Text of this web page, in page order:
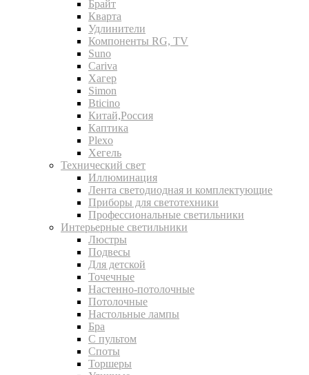
Брайт
Кварта
Удлинители
Компоненты RG, TV
Suno
Cariva
Хагер
Simon
Bticino
Китай,Россия
Каптика
Plexo
Хегель
Технический свет
Иллюминация
Лента светодиодная и комплектующие
Приборы для светотехники
Профессиональные светильники
Интерьерные светильники
Люстры
Подвесы
Для детской
Точечные
Настенно-потолочные
Потолочные
Настольные лампы
Бра
С пультом
Споты
Торшеры